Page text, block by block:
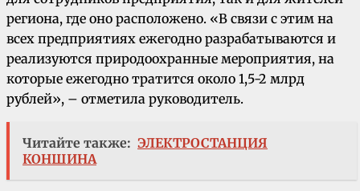
региона, где оно расположено. «В связи с этим на
всех предприятиях ежегодно разрабатываются и
реализуются природоохранные мероприятия, на
которые ежегодно тратится около 1,5-2 млрд
рублей», – отметила руководитель.
Читайте также: ЭЛЕКТРОСТАНЦИЯ
КОНШИНА